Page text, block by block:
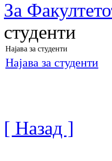
За
студенти
Најава за студенти
Најава за студенти
[ Назад ]